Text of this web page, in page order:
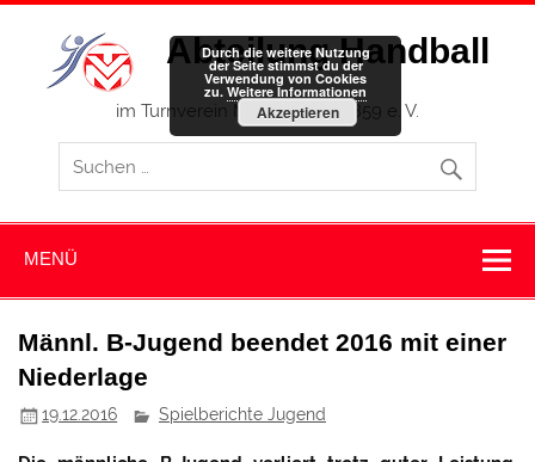
Zum
springen
Abteilung Handball
im Turnverein Memmingen 1859 e. V.
MENÜ
Männl. B-Jugend beendet 2016 mit einer
Niederlage
19.12.2016 Spielberichte Jugend
Durch die weitere Nutzung
der Seite stimmst du der
Verwendung von Cookies
zu. Weitere Informationen
Akzeptieren